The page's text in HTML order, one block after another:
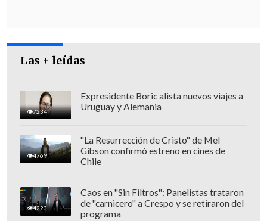
Las + leídas
7234
Expresidente Boric alista nuevos viajes a
Uruguay y Alemania
4769
"La Resurrección de Cristo" de Mel
Gibson confirmó estreno en cines de
Chile
4223
Caos en "Sin Filtros": Panelistas trataron
de "carnicero" a Crespo y se retiraron del
programa